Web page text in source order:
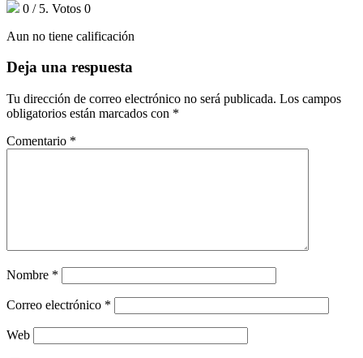
0 / 5. Votos 0
Aun no tiene calificación
Deja una respuesta
Tu dirección de correo electrónico no será publicada. Los campos
obligatorios están marcados con *
Comentario *
Nombre *
Correo electrónico *
Web